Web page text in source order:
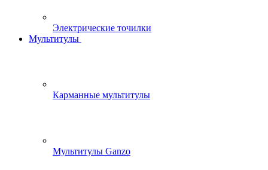
Электрические точилки
Мультитулы
Карманные мультитулы
Мультитулы Ganzo